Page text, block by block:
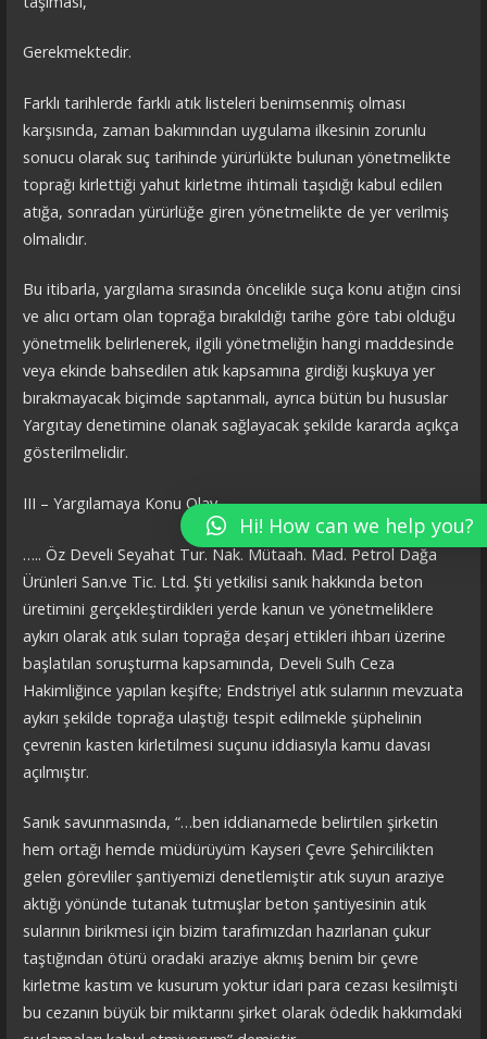
Gerekmektedir.
Farklı tarihlerde farklı atık listeleri benimsenmiş olması
karşısında, zaman bakımından uygulama ilkesinin zorunlu
sonucu olarak suç tarihinde yürürlükte bulunan yönetmelikte
toprağı kirlettiği yahut kirletme ihtimali taşıdığı kabul edilen
atığa, sonradan yürürlüğe giren yönetmelikte de yer verilmiş
olmalıdır.
Bu itibarla, yargılama sırasında öncelikle suça konu atığın cinsi
ve alıcı ortam olan toprağa bırakıldığı tarihe göre tabi olduğu
yönetmelik belirlenerek, ilgili yönetmeliğin hangi maddesinde
veya ekinde bahsedilen atık kapsamına girdiği kuşkuya yer
bırakmayacak biçimde saptanmalı, ayrıca bütün bu hususlar
Yargıtay denetimine olanak sağlayacak şekilde kararda açıkça
gösterilmelidir.
III – Yargılamaya Konu Olay
….. Öz Develi Seyahat Tur. Nak. Mütaah. Mad. Petrol Dağa
Ürünleri San.ve Tic. Ltd. Şti yetkilisi sanık hakkında beton
üretimini gerçekleştirdikleri yerde kanun ve yönetmeliklere
aykırı olarak atık suları toprağa deşarj ettikleri ihbarı üzerine
başlatılan soruşturma kapsamında, Develi Sulh Ceza
Hakimliğince yapılan keşifte; Endstriyel atık sularının mevzuata
aykırı şekilde toprağa ulaştığı tespit edilmekle şüphelinin
çevrenin kasten kirletilmesi suçunu iddiasıyla kamu davası
açılmıştır.
Sanık savunmasında, “…ben iddianamede belirtilen şirketin
hem ortağı hemde müdürüyüm Kayseri Çevre Şehircilikten
gelen görevliler şantiyemizi denetlemiştir atık suyun araziye
aktığı yönünde tutanak tutmuşlar beton şantiyesinin atık
sularının birikmesi için bizim tarafımızdan hazırlanan çukur
taştığından ötürü oradaki araziye akmış benim bir çevre
kirletme kastım ve kusurum yoktur idari para cezası kesilmişti
bu cezanın büyük bir miktarını şirket olarak ödedik hakkımdaki
Hi! How can we help you?